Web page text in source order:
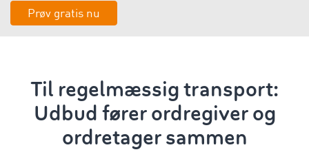
Prøv gratis nu
Til regelmæssig transport:
Udbud fører ordregiver og
ordretager sammen